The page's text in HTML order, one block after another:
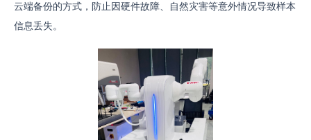
云端备份的方式，防止因硬件故障、自然灾害等意外情况导致样本
信息丢失。